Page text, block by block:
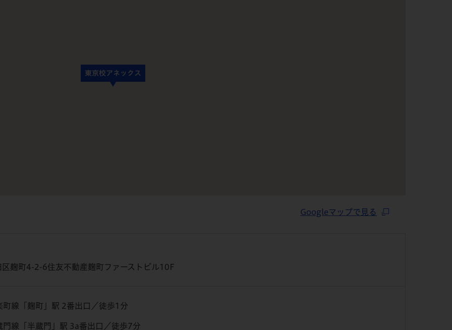
Googleマップで見る
区麹町4-2-6住友不動産麹町ファーストビル10F
町線「麹町」駅 2番出口／徒歩1分
門線「半蔵門」駅 3a番出口／徒歩7分